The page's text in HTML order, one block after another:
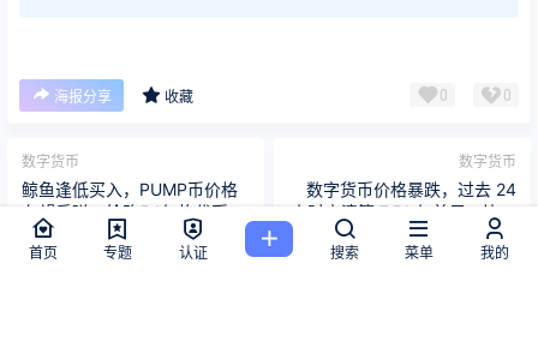
海报分享 收藏 0 0
数字货币
鲸鱼逢低买入，PUMP币价格
有望反弹，抢购54亿枚代币
2025-8-2 8:32:25
数字货币
数字货币价格暴跌，过去 24
小时内清算 7.51 亿美元，比特
币跌至 7 月低点
2025-8-2 8:47:34
首页 专题 认证 搜索 菜单 我的